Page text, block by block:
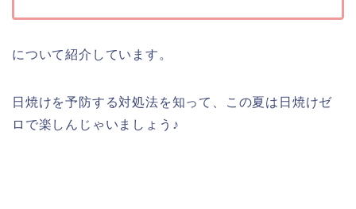
について紹介しています。
日焼けを予防する対処法を知って、この夏は日焼けゼ
ロで楽しんじゃいましょう♪